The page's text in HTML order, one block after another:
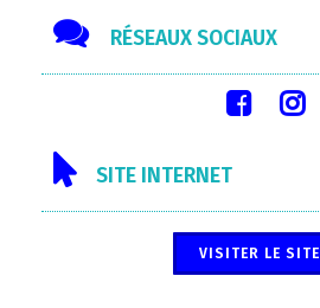
RÉSEAUX SOCIAUX
SITE INTERNET
VISITER LE SITE